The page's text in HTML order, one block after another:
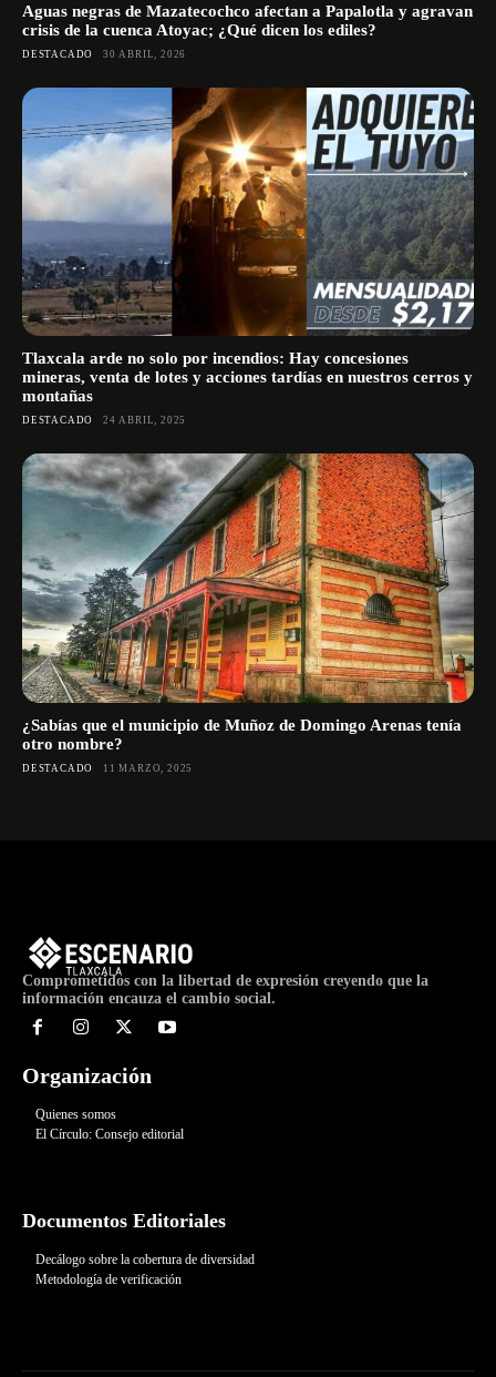
Aguas negras de Mazatecochco afectan a Papalotla y agravan
crisis de la cuenca Atoyac; ¿Qué dicen los ediles?
DESTACADO 30 ABRIL, 2026
Tlaxcala arde no solo por incendios: Hay concesiones
mineras, venta de lotes y acciones tardías en nuestros cerros y
montañas
DESTACADO 24 ABRIL, 2025
¿Sabías que el municipio de Muñoz de Domingo Arenas tenía
otro nombre?
DESTACADO 11 MARZO, 2025
Comprometidos con la libertad de expresión creyendo que la
información encauza el cambio social.
Organización
Quienes somos
El Círculo: Consejo editorial
Documentos Editoriales
Decálogo sobre la cobertura de diversidad
Metodología de verificación